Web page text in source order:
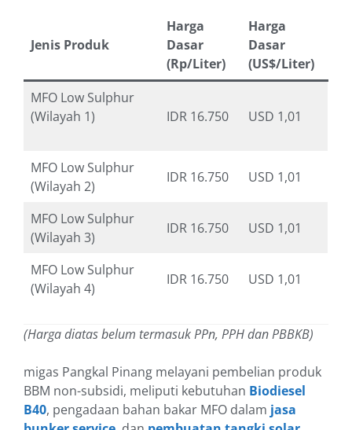
Jenis Produk
Harga
Dasar
(Rp/Liter)
Harga
Dasar
(US$/Liter)
MFO Low Sulphur
(Wilayah 1)
IDR 16.750 USD 1,01
MFO Low Sulphur
(Wilayah 2)
IDR 16.750 USD 1,01
MFO Low Sulphur
(Wilayah 3)
IDR 16.750 USD 1,01
MFO Low Sulphur
(Wilayah 4)
IDR 16.750 USD 1,01
(Harga diatas belum termasuk PPn, PPH dan PBBKB)
migas Pangkal Pinang melayani pembelian produk
BBM non-subsidi, meliputi kebutuhan Biodiesel
B40, pengadaan bahan bakar MFO dalam jasa